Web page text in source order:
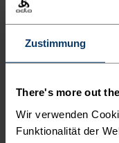
Zustimmung
There's more out
Wir verwenden
Funktionalität der
AL
CTIVE X-
BERTEIL
AKTIVITÄTSNIVEAU
NIEDRIG